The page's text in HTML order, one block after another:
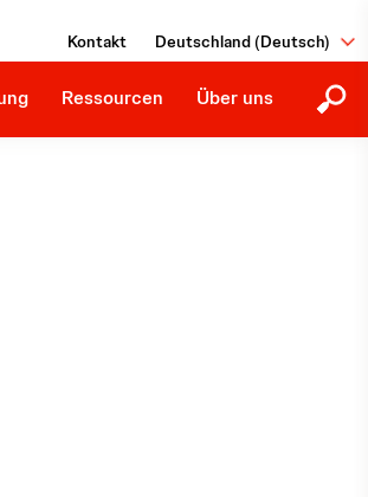
Kontakt Deutschland (Deutsch)
Fortbildungen
Ressourcen
Downloads Über uns
Giving Back